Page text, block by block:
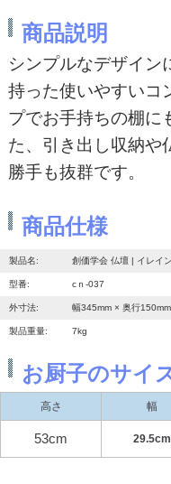
商品説明
シンプルなデザイン
持った使いやすいコ
プでお手持ちの棚に
た、引き出し収納や
勝手も抜群です。
商品仕様
製品名: 創価学会 仏壇 | イレイ
型番: cｎ-037
外寸法: 幅345mm × 奥行
製品重量: 7kg
お厨子のサイ
高さ 幅
53cm 29.5cm